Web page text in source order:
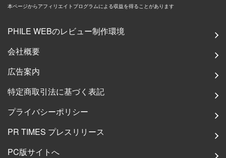
本ページからアフィリエイトプログラムによる収益を得ることがあります
PHILE WEBのレビュー制作環境
会社概要
広告案内
特定商取引法に基づく表記
プライバシーポリシー
PR TIMES プレスリリース
PC版サイトへ